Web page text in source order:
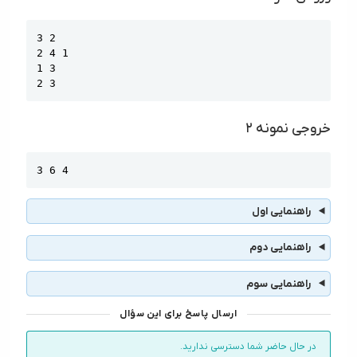
3 2
2 4 1
1 3
2 3
خروجی نمونه ۲
3 6 4
راهنمایی اول
راهنمایی دوم
راهنمایی سوم
ارسال پاسخ برای این سؤال
در حال حاضر شما دسترسی ندارید.